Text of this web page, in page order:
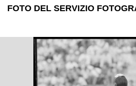
FOTO DEL SERVIZIO